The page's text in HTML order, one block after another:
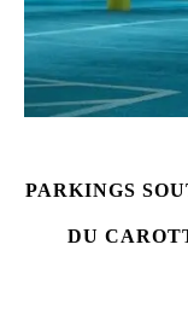
PARKINGS
DU